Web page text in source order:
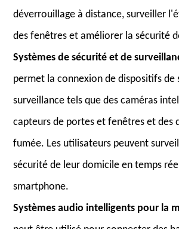
déverrouillage à distance, surveiller
des fenêtres et améliorer la sécurité
Systèmes de sécurité et de
permet la connexion de dispositifs de
surveillance tels que des caméras
capteurs de portes et fenêtres et des
fumée. Les utilisateurs peuvent
sécurité de leur domicile en temps
smartphone.
Systèmes audio intelligents pour la